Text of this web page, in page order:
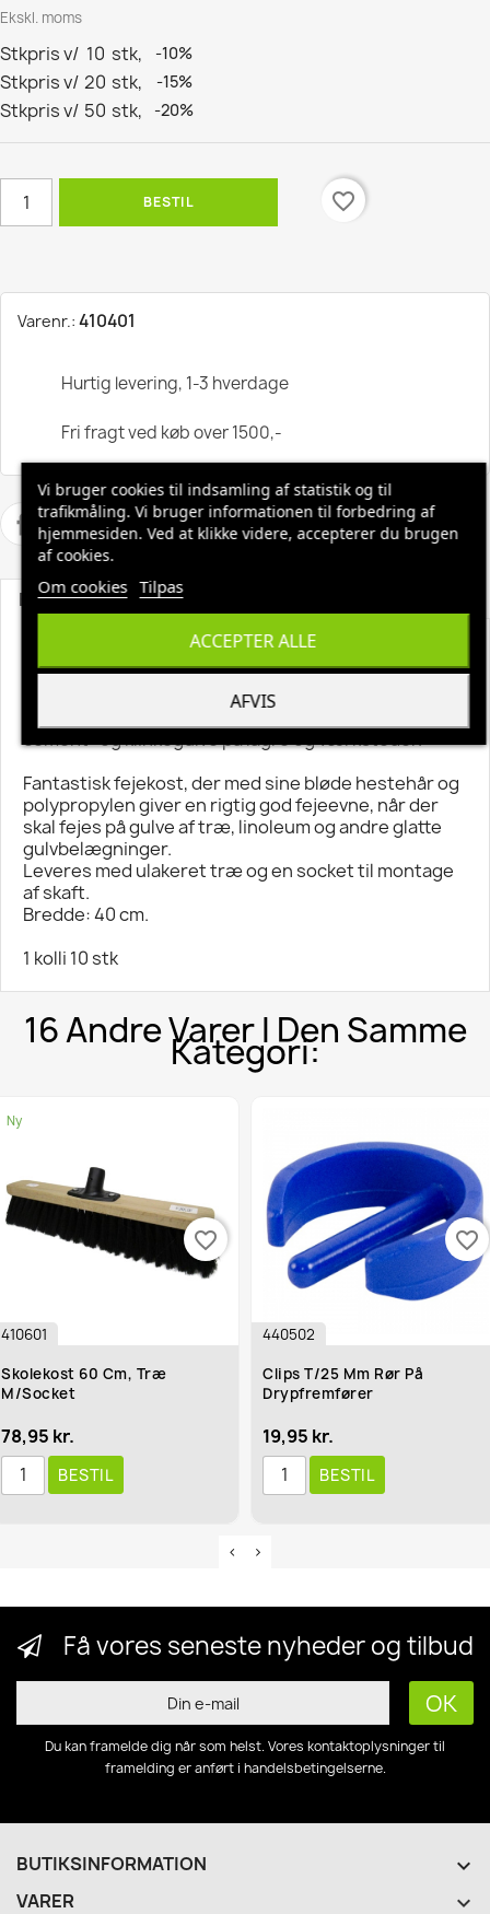
Ekskl. moms
Stkpris v/ 10 stk, -10%
Stkpris v/ 20 stk, -15%
Stkpris v/ 50 stk, -20%
BESTIL favorite_border
Varenr.: 410401
Hurtig levering, 1-3 hverdage
Fri fragt ved køb over 1500,-
Beskrivelse Produktoplysninger
Skolekost 40 cm, træ m/socket
Skolekost med meget stor børstemængde og
cement- og klinkegulve på lagre og værksteder.
Fantastisk fejekost, der med sine bløde hestehår og
polypropylen giver en rigtig god fejeevne, når der
skal fejes på gulve af træ, linoleum og andre glatte
gulvbelægninger.
Leveres med ulakeret træ og en socket til montage
af skaft.
Bredde: 40 cm.
1 kolli 10 stk
16 Andre Varer I Den Samme
Kategori:
Ny
410601
Skolekost 60 Cm, Træ
M/socket
78,95 kr.
BESTIL
favorite_border
440502
Clips T/25 Mm Rør På
Drypfremfører
19,95 kr.
BESTIL
favorite_border
Få vores seneste nyheder og tilbud
Du kan framelde dig når som helst. Vores kontaktoplysninger til
framelding er anført i handelsbetingelserne.
BUTIKSINFORMATION keyboard_arrow_down
VARER 
Vi bruger cookies til indsamling af statistik og til
trafikmåling. Vi bruger informationen til forbedring af
hjemmesiden. Ved at klikke videre, accepterer du brugen
af cookies.
Om cookies Tilpas
AFVIS
ACCEPTER ALLE